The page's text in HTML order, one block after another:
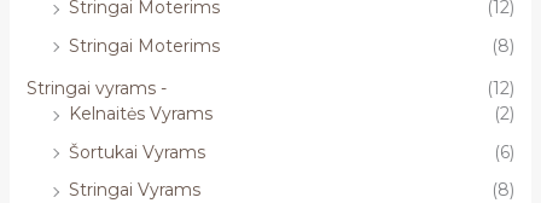
Stringai Moterims
(12)
Stringai Moterims
(8)
Stringai vyrams -
(12)
Kelnaitės Vyrams
(2)
Šortukai Vyrams
(6)
Stringai Vyrams
(8)